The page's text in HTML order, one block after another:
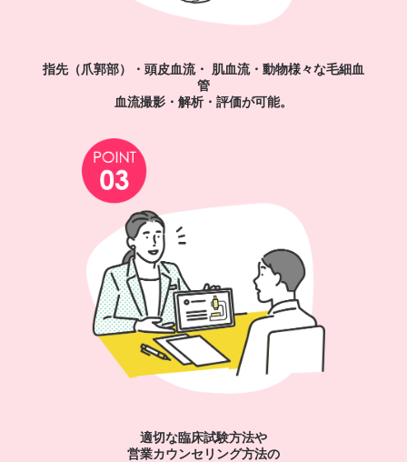
指先（爪郭部）・頭皮血流・ 肌血流・動物様々な毛細血
管
血流撮影・解析・評価が可能。
適切な臨床試験方法や
営業カウンセリング方法の